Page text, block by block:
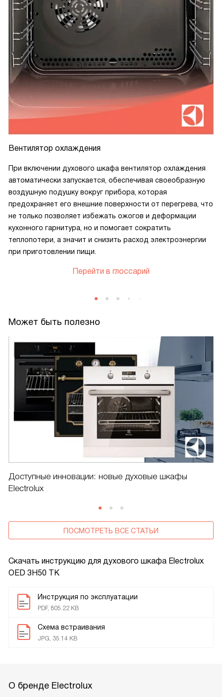
Скачать инструкцию для духового шкафа Electrolux
OED 3H50 TK
Инструкция по эксплуатации
PDF, 805.22 KB
Схема встраивания
JPG, 35.14 KB
Вентилятор охлаждения
При включении духового шкафа вентилятор охлаждения
автоматически запускается, обеспечивая своеобразную
воздушную подушку вокруг прибора, которая
предохраняет его внешние поверхности от перегрева, что
не только позволяет избежать ожогов и деформации
кухонного гарнитура, но и помогает сократить
теплопотери, а значит и снизить расход электроэнергии
при приготовлении пищи.
Перейти в глоссарий
Может быть полезно
Доступные инновации: новые духовые шкафы
Electrolux
ПОСМОТРЕТЬ ВСЕ СТАТЬИ
О бренде Electrolux